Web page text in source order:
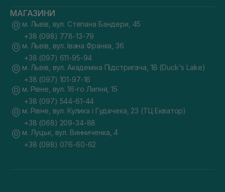
МАГАЗИНИ
м. Львів, вул. Степана Бандери, 45
+38 (098) 778-13-79
м. Львів, вул. Івана Франка, 36
+38 (097) 611-95-94
м. Львів, вул. Академіка Підстригача, 1В (Duck's Lake)
+38 (097) 101-97-16
м. Рівне, вул. 16-го Липня, 15
+38 (097) 544-61-44
м. Рівне, вул. Кулика і Гудачека, 23 (ТЦ Екватор)
+38 (068) 209-34-88
м. Луцьк, вул. Винниченка, 4
+38 (098) 076-60-62